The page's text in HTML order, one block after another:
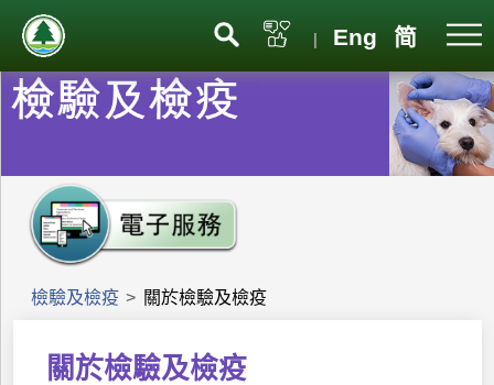
| Eng 简
檢驗及檢疫 > 關於檢驗及檢疫
關於檢驗及檢疫